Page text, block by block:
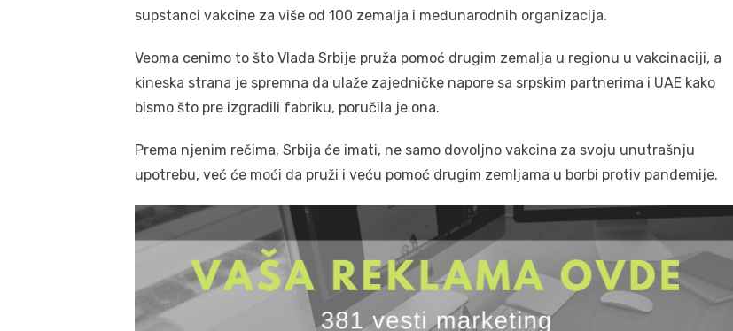
supstanci vakcine za više od 100 zemalja i međunarodnih organizacija.
Veoma cenimo to što Vlada Srbije pruža pomoć drugim zemalja u regionu u vakcinaciji, a
kineska strana je spremna da ulaže zajedničke napore sa srpskim partnerima i UAE kako
bismo što pre izgradili fabriku, poručila je ona.
Prema njenim rečima, Srbija će imati, ne samo dovoljno vakcina za svoju unutrašnju
upotrebu, već će moći da pruži i veću pomoć drugim zemljama u borbi protiv pandemije.